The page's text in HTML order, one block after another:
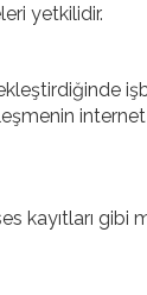
yetkilidir.
kayıtları